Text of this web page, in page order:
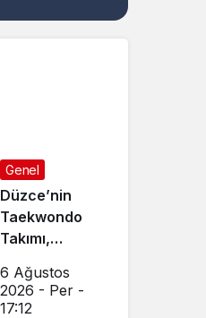
Genel
Düzce’nin
Taekwondo
Takımı,
Başarı
Sağladı
6 Ağustos
2026 - Per -
17:12